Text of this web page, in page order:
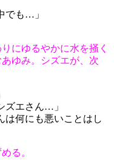
でも…」
にゆるやかに水を掻く
ゆみ。シズエが、次
エさん…」
何にも悪いことはし
る。